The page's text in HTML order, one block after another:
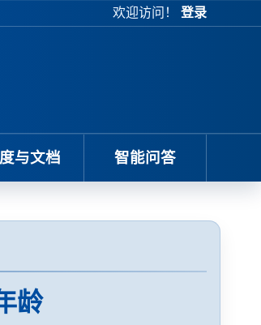
欢迎访问！ 登录
与文档 智能问答
龄